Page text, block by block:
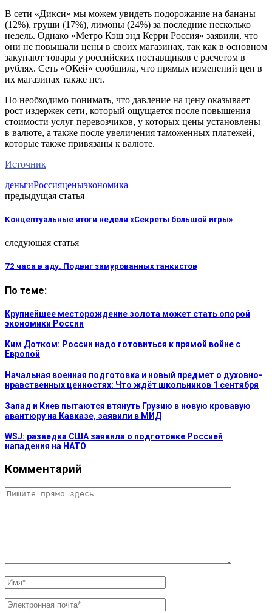
В сети «Дикси» мы можем увидеть подорожание на бананы
(12%), груши (17%), лимоны (24%) за последние несколько
недель. Однако «Метро Кэш энд Керри Россия» заявили, что
они не повышали цены в своих магазинах, так как в основном
закупают товары у российских поставщиков с расчетом в
рублях. Сеть «ОКей» сообщила, что прямых изменений цен в
их магазинах также нет.
Но необходимо понимать, что давление на цену оказывает
рост издержек сети, который ощущается после повышения
стоимости услуг перевозчиков, у которых цены установлены
в валюте, а также после увеличения таможенных платежей,
которые также привязаны к валюте.
Источник
деньгиРоссияценыэкономика
предыдущая статья
Концептуальные итоги недели «Секреты большой игры»
следующая статья
72 часа в аду. Подвиг замурованных танкистов
По теме:
Крупнейшее месторождение золота может стать опорой
экономики России
Ким Дотком: России надо готовиться к прямой войне с
Европой
Начальная военная подготовка и новый предмет о духовно-
нравственных ценностях: Что ждёт школьников 1 сентября
Запад и Киев пытаются втянуть Грузию в новую кровавую
авантюру на Кавказе, заявили в МИД
WSJ: разведка США заявила о подготовке Россией
нападения на НАТО
Комментарий